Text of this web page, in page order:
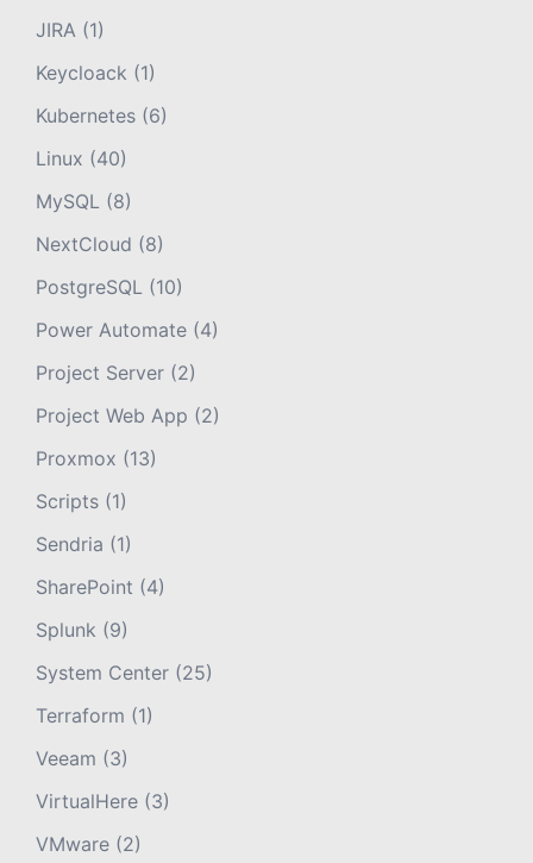
JIRA (1)
Keycloack (1)
Kubernetes (6)
Linux (40)
MySQL (8)
NextCloud (8)
PostgreSQL (10)
Power Automate (4)
Project Server (2)
Project Web App (2)
Proxmox (13)
Scripts (1)
Sendria (1)
SharePoint (4)
Splunk (9)
System Center (25)
Terraform (1)
Veeam (3)
VirtualHere (3)
VMware (2)